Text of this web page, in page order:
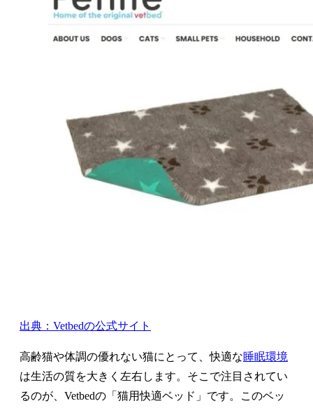
出典：Vetbedの公式サイト
高齢猫や体調の優れない猫にとって、快適な睡眠環境
は生活の質を大きく左右します。そこで注目されてい
るのが、Vetbedの「猫用快適ベッド」です。このベッ